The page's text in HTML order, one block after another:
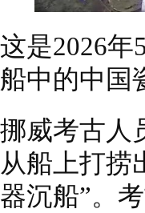
这是2026年
船中的中国
挪威考古人
从船上打捞
器沉船”。